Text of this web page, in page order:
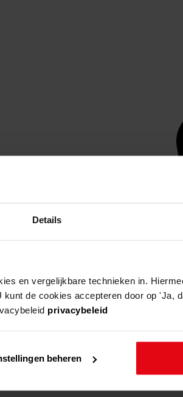
Details
en vergelijkbare technieken in.
de cookies accepteren door op 'Ja,
privacybeleid
beheren